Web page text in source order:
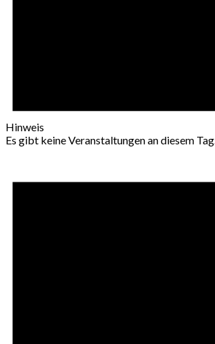
Hinweis
Es gibt keine Veranstaltungen an diesem Tag.